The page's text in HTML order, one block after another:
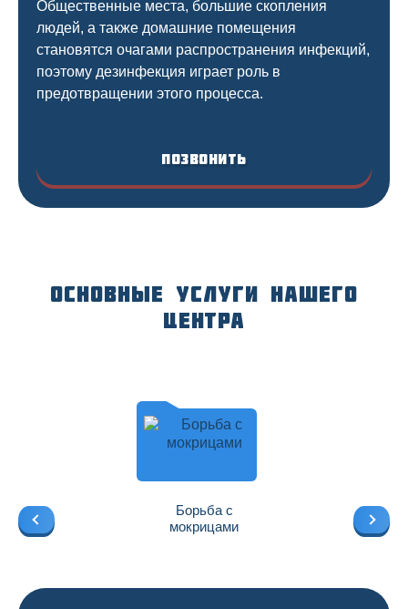
Общественные места, большие скопления
людей, а также домашние помещения
становятся очагами распространения инфекций,
поэтому дезинфекция играет роль в
предотвращении этого процесса.
Позвонить
Основные услуги нашего
центра
Борьба с
мокрицами